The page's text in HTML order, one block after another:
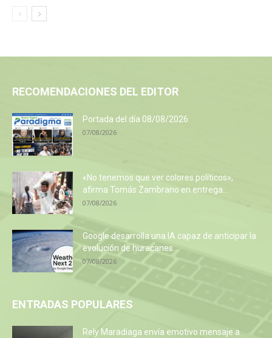
RECOMENDACIONES DEL EDITOR
Portada del día 08/08/2026
07/08/2026
«No tenemos que ver colores políticos»,
afirma Tomás Zambrano en entrega...
07/08/2026
Google desarrolla una IA capaz de anticipar la
evolución de huracanes...
07/08/2026
ENTRADAS POPULARES
Rely Maradiaga envía emotivo mensaje a